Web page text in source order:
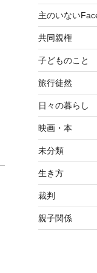
主のいない
共同親権
子どものこと
旅行徒然
日々の暮らし
映画・本
未分類
生き方
裁判
親子関係